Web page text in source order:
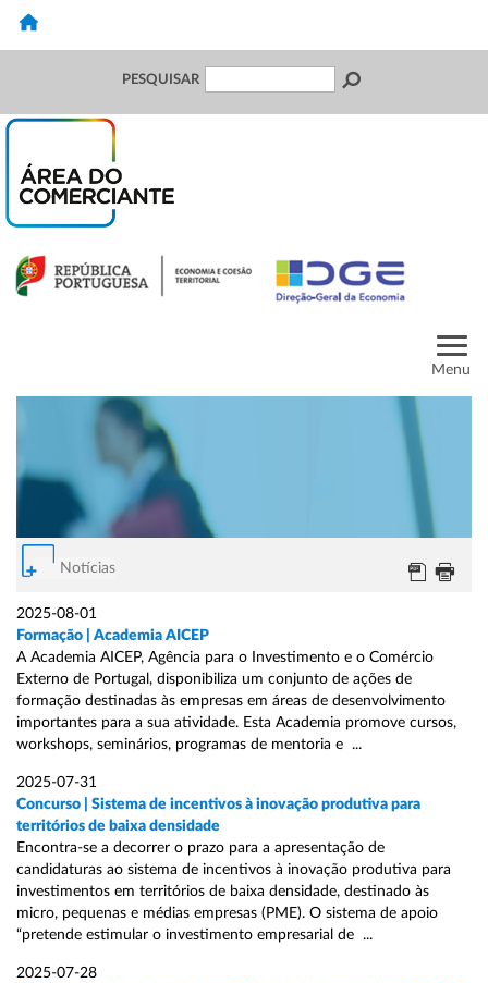
PESQUISAR
Menu
Notícias
2025-08-01
Formação | Academia AICEP
A Academia AICEP, Agência para o Investimento e o Comércio
Externo de Portugal, disponibiliza um conjunto de ações de
formação destinadas às empresas em áreas de desenvolvimento
importantes para a sua atividade. Esta Academia promove cursos,
workshops, seminários, programas de mentoria e ...
2025-07-31
Concurso | Sistema de incentivos à inovação produtiva para
territórios de baixa densidade
Encontra-se a decorrer o prazo para a apresentação de
candidaturas ao sistema de incentivos à inovação produtiva para
investimentos em territórios de baixa densidade, destinado às
micro, pequenas e médias empresas (PME). O sistema de apoio
“pretende estimular o investimento empresarial de ...
2025-07-28